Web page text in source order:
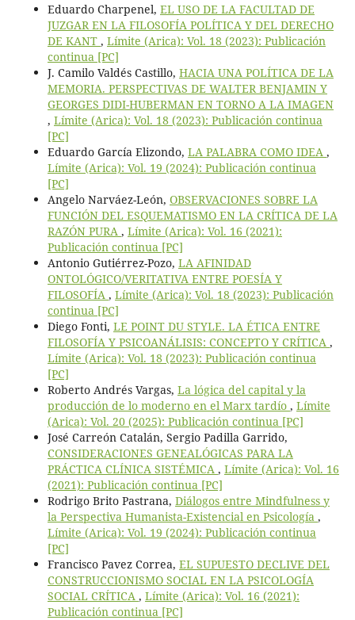
Eduardo Charpenel, EL USO DE LA FACULTAD DE
JUZGAR EN LA FILOSOFÍA POLÍTICA Y DEL DERECHO
DE KANT , Límite (Arica): Vol. 18 (2023): Publicación
continua [PC]
J. Camilo Valdés Castillo, HACIA UNA POLÍTICA DE LA
MEMORIA. PERSPECTIVAS DE WALTER BENJAMIN Y
GEORGES DIDI-HUBERMAN EN TORNO A LA IMAGEN
, Límite (Arica): Vol. 18 (2023): Publicación continua
[PC]
Eduardo García Elizondo, LA PALABRA COMO IDEA ,
Límite (Arica): Vol. 19 (2024): Publicación continua
[PC]
Angelo Narváez-León, OBSERVACIONES SOBRE LA
FUNCIÓN DEL ESQUEMATISMO EN LA CRÍTICA DE LA
RAZÓN PURA , Límite (Arica): Vol. 16 (2021):
Publicación continua [PC]
Antonio Gutiérrez-Pozo, LA AFINIDAD
ONTOLÓGICO/VERITATIVA ENTRE POESÍA Y
FILOSOFÍA , Límite (Arica): Vol. 18 (2023): Publicación
continua [PC]
Diego Fonti, LE POINT DU STYLE. LA ÉTICA ENTRE
FILOSOFÍA Y PSICOANÁLISIS: CONCEPTO Y CRÍTICA ,
Límite (Arica): Vol. 18 (2023): Publicación continua
[PC]
Roberto Andrés Vargas, La lógica del capital y la
producción de lo moderno en el Marx tardío , Límite
(Arica): Vol. 20 (2025): Publicación continua [PC]
José Carreón Catalán, Sergio Padilla Garrido,
CONSIDERACIONES GENEALÓGICAS PARA LA
PRÁCTICA CLÍNICA SISTÉMICA , Límite (Arica): Vol. 16
(2021): Publicación continua [PC]
Rodrigo Brito Pastrana, Diálogos entre Mindfulness y
la Perspectiva Humanista-Existencial en Psicología ,
Límite (Arica): Vol. 19 (2024): Publicación continua
[PC]
Francisco Pavez Correa, EL SUPUESTO DECLIVE DEL
CONSTRUCCIONISMO SOCIAL EN LA PSICOLOGÍA
SOCIAL CRÍTICA , Límite (Arica): Vol. 16 (2021):
Publicación continua [PC]